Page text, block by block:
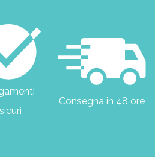
sicuri
Consegna in 48 ore